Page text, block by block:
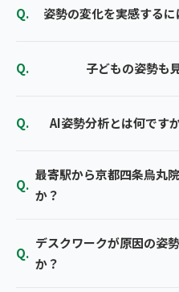
姿勢の変化を実感する
子どもの姿勢も
AI姿勢分析とは何です
最寄駅から京都四条烏丸
か？
デスクワークが原因の姿
か？